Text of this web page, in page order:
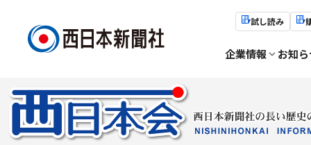
試し読み
企業情報 お知